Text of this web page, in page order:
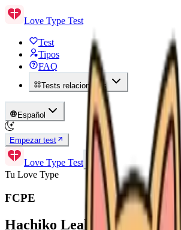
Love Type Test
Test
Tipos
FAQ
Tests relacionados
Español
Empezar test
Love Type Test
Tu Love Type
FCPE
Hachiko Leal